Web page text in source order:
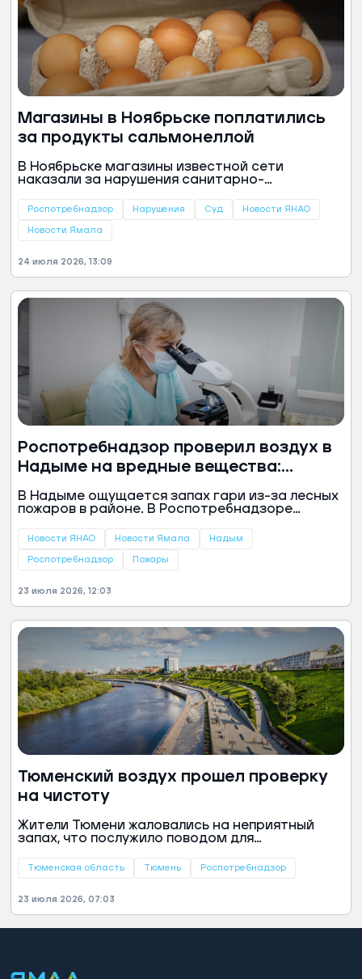
Магазины в Ноябрьске поплатились
за продукты сальмонеллой
В Ноябрьске магазины известной сети
наказали за нарушения санитарно-
сообщили в пресс-службе городского суда.
Роспотребнадзор Нарушения Суд Новости ЯНАО
Новости Ямала
24 июля 2026, 13:09
Роспотребнадзор проверил воздух в
Надыме на вредные вещества:
результаты
В Надыме ощущается запах гари из-за лесных
пожаров в районе. В Роспотребнадзоре
напомнили жителям о правилах безопасности
ведомства.
Новости ЯНАО Новости Ямала Надым
Роспотребнадзор Пожары
23 июля 2026, 12:03
Тюменский воздух прошел проверку
на чистоту
Жители Тюмени жаловались на неприятный
запах, что послужило поводом для
Роспотребнадзора взяли пробы воздуха в
управления.
Тюменская область Тюмень Роспотребнадзор
23 июля 2026, 07:03